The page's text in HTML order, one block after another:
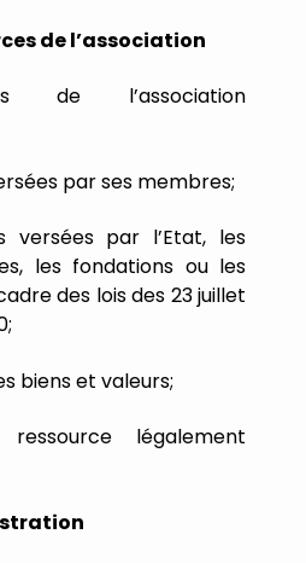
del’association
de l’association
parses membres;
versées par l’Etat, les
les fondations ou les
des loisdes 23juillet
bienset valeurs;
ressource
légalement